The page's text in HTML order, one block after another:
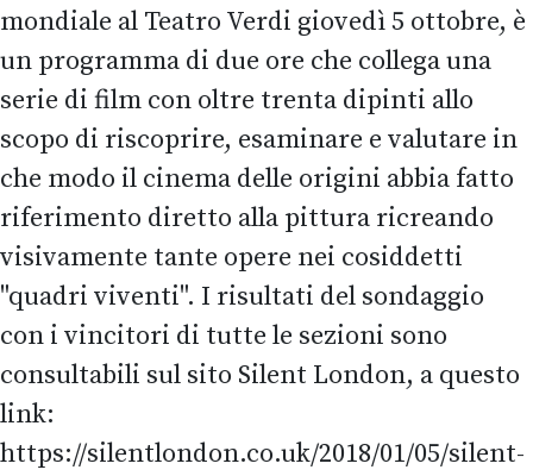
mondiale al Teatro Verdi giovedì 5 ottobre, è
un programma di due ore che collega una
serie di film con oltre trenta dipinti allo
scopo di riscoprire, esaminare e valutare in
che modo il cinema delle origini abbia fatto
riferimento diretto alla pittura ricreando
visivamente tante opere nei cosiddetti
"quadri viventi". I risultati del sondaggio
con i vincitori di tutte le sezioni sono
consultabili sul sito Silent London, a questo
link:
https://silentlondon.co.uk/2018/01/05/silent-